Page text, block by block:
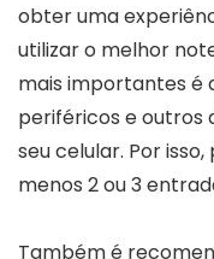
obter uma
utilizar o melhor
mais importantes é
periféricos e outros
seu celular. Por
menos 2 ou 3
Também é